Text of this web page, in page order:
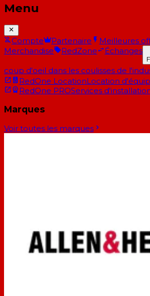
Menu
Compte Partenaire Meilleures
Merchandise
RedZone Échanges
coup d'oeil dans les coulisses de
RedOne LocationLocation
RedOne PROServices
Marques
Voir toutes les marques